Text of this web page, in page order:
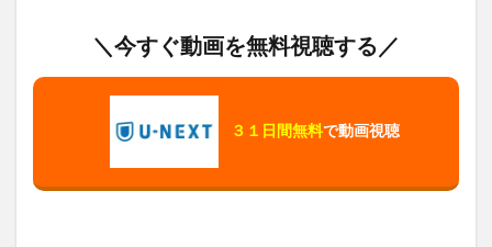
＼今すぐ動画を無料視聴する／
３１日間無料で動画視聴